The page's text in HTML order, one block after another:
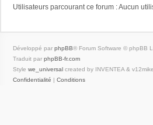
s
Utilisateurs parcourant ce forum : Aucun
Développé par phpBB® Forum Software © phpBB
Traduit par phpBB-fr.com
Style we_universal created by INVENTEA & v12mike
Confidentialité | Conditions